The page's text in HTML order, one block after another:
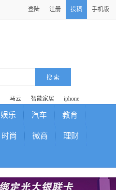
登陆 注册 投稿 手机版
马云 智能家居 iphone
娱乐 汽车 教育
时尚 微商 理财